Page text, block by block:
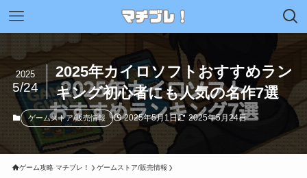
2025年カイロソフトおすすめラン
キング初心者にも人気の名作7選
2025
5/24
ゲームストア/販売情報 2025年5月1日 2025年5月24日
ゲーム攻略 マチブレ！ ゲームストア/販売情報